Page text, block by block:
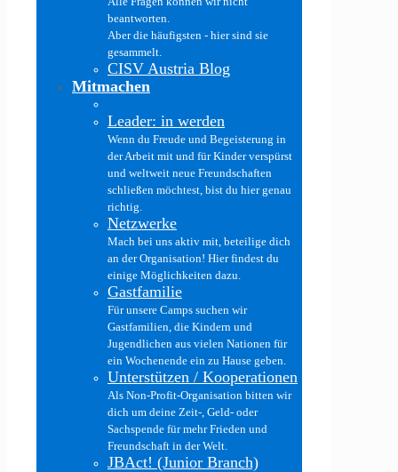
beantworten.
Aber die häufigsten - hier sind sie
gesammelt.
CISV Austria Blog
Mitmachen
Leader: in werden
Wenn du Freude und Begeisterung in
der Arbeit mit und für Kinder verspürst
und weltweit neue Freundschaften
schließen möchtest, bist du hier genau
richtig.
Netzwerke
Mach bei uns aktiv mit, beteilige dich
an der Organisation! Hier findest du
einige Möglichkeiten dazu.
Gastfamilie
Für unsere Camps suchen wir
Gastfamilien, die Kindern und
Jugendlichen aus vielen Nationen für
ein Wochenende ein zu Hause geben.
Unterstützen / Kooperationen
Als Non-Profit-Organisation bitten wir
dich um deine Zeit-, Geld- oder
Sachspende für mehr Frieden und
Freundschaft in der Welt.
JBAct! (Junior Branch)